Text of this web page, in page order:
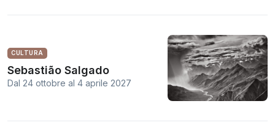
CULTURA
Sebastião Salgado
Dal 24 ottobre al 4 aprile 2027